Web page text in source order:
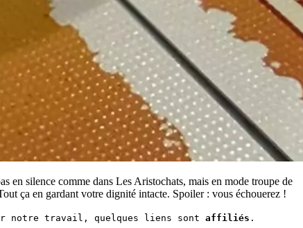
en silence comme dans Les Aristochats, mais en mode troupe de
ça en gardant votre dignité intacte. Spoiler : vous échouerez !
notre travail, quelques liens sont affiliés .